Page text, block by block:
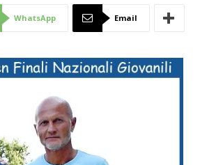
Mantova
WhatsApp Email